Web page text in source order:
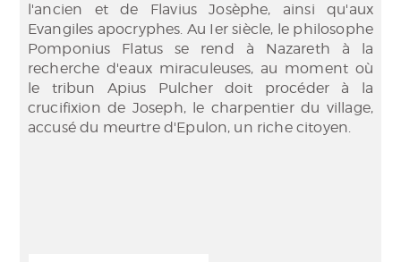
l'ancien et de Flavius Josèphe, ainsi qu'aux
Evangiles apocryphes. Au Ier siècle, le philosophe
Pomponius Flatus se rend à Nazareth à la
recherche d'eaux miraculeuses, au moment où
le tribun Apius Pulcher doit procéder à la
crucifixion de Joseph, le charpentier du village,
accusé du meurtre d'Epulon, un riche citoyen.